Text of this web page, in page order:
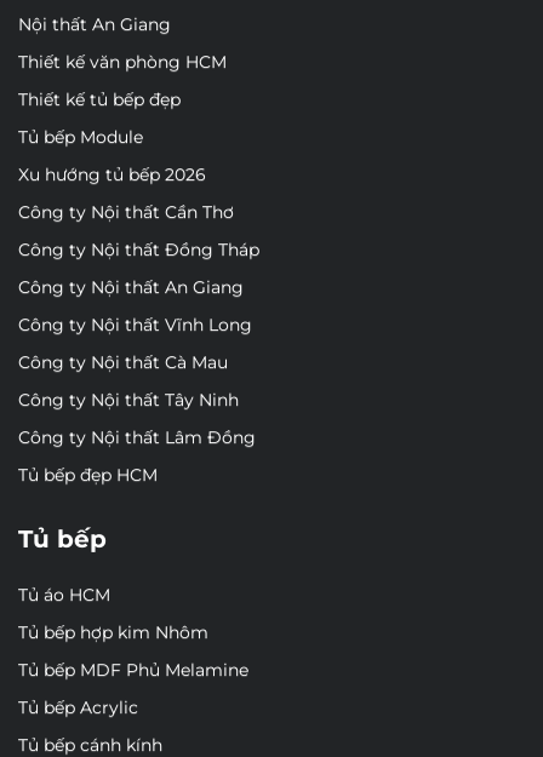
Nội thất An Giang
Thiết kế văn phòng HCM
Thiết kế tủ bếp đẹp
Tủ bếp Module
Xu hướng tủ bếp 2026
Công ty Nội thất Cần Thơ
Công ty Nội thất Đồng Tháp
Công ty Nội thất An Giang
Công ty Nội thất Vĩnh Long
Công ty Nội thất Cà Mau
Công ty Nội thất Tây Ninh
Công ty Nội thất Lâm Đồng
Tủ bếp đẹp HCM
Tủ bếp
Tủ áo HCM
Tủ bếp hợp kim Nhôm
Tủ bếp MDF Phủ Melamine
Tủ bếp Acrylic
Tủ bếp cánh kính